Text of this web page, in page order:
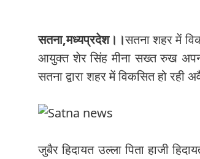
सतना,मध्यप्रदेश।।सतना शहर में
आयुक्त शेर सिंह मीना सख्त रुख
सतना द्वारा शहर में विकसित हो रही
जुबैर हिदायत उल्ला पिता हाजी